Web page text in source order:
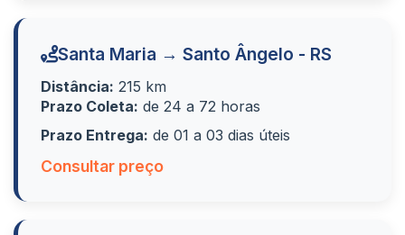
Santa Maria → Santo Ângelo - RS
Distância: 215 km
Prazo Coleta: de 24 a 72 horas
Prazo Entrega: de 01 a 03 dias úteis
Consultar preço